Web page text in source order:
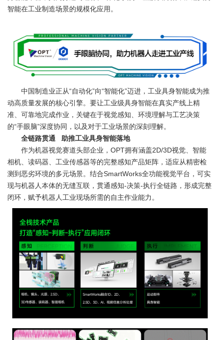
智能在工业制造场景的规模化应用。
中国制造业正从“自动化”向“智能化”迈进，工业具身智能成为推
动高质量发展的核心引擎。要让工业级具身智能在真实产线上精
准、可靠地完成作业，关键在于视觉感知、环境理解与工艺决策
的“手眼脑”深度协同，以及对于工业场景的深刻理解。
全链路贯通 助推工业具身智能落地
作为机器视觉赛道头部企业，OPT拥有涵盖2D/3D视觉、智能
相机、读码器、工业传感器等的完整感知产品矩阵，适应从精密检
测到恶劣环境的多元场景。结合SmartWorks全功能视觉平台，可实
现与机器人本体的无缝互联，贯通感知-决策-执行全链路，形成完整
闭环，赋予机器人工业现场所需的自主作业能力。